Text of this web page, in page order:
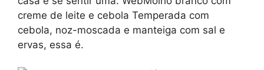
creme de leite e cebola Temperada com
cebola, noz-moscada e manteiga com sal e
ervas, essa é.